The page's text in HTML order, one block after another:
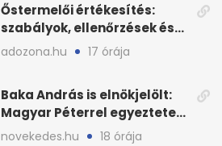
Őstermelői értékesítés:
szabályok, ellenőrzések és
bírságok a nyáron
adozona.hu 17 órája
Baka András is elnökjelölt:
Magyar Péterrel egyeztetett
a Tisza Pártban
novekedes.hu 18 órája